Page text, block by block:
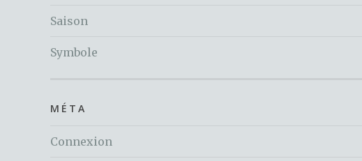
Saison
Symbole
MÉTA
Connexion